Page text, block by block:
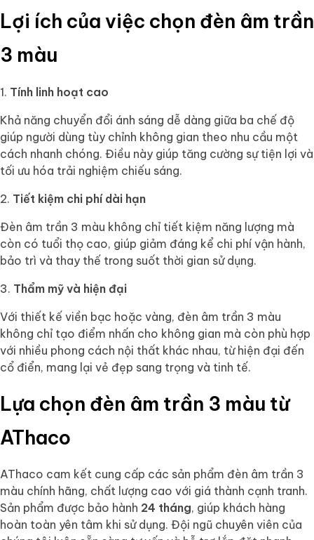
Lợi ích của việc chọn đèn âm trần
3 màu
Tính linh hoạt cao
Khả năng chuyển đổi ánh sáng dễ dàng giữa ba chế độ
giúp người dùng tùy chỉnh không gian theo nhu cầu một
cách nhanh chóng. Điều này giúp tăng cường sự tiện lợi và
tối ưu hóa trải nghiệm chiếu sáng.
Tiết kiệm chi phí dài hạn
Đèn âm trần 3 màu không chỉ tiết kiệm năng lượng mà
còn có tuổi thọ cao, giúp giảm đáng kể chi phí vận hành,
bảo trì và thay thế trong suốt thời gian sử dụng.
Thẩm mỹ và hiện đại
Với thiết kế viền bạc hoặc vàng, đèn âm trần 3 màu
không chỉ tạo điểm nhấn cho không gian mà còn phù hợp
với nhiều phong cách nội thất khác nhau, từ hiện đại đến
cổ điển, mang lại vẻ đẹp sang trọng và tinh tế.
Lựa chọn đèn âm trần 3 màu từ
AThaco
AThaco cam kết cung cấp các sản phẩm đèn âm trần 3
màu chính hãng, chất lượng cao với giá thành cạnh tranh.
Sản phẩm được bảo hành 24 tháng, giúp khách hàng
hoàn toàn yên tâm khi sử dụng. Đội ngũ chuyên viên của